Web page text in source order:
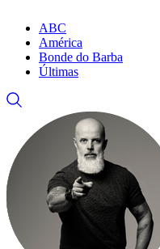
ABC
América
Bonde do Barba
Últimas